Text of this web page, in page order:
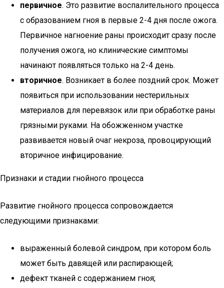
первичное. Это развитие воспалительного процесса
с образованием гноя в первые 2-4 дня после ожога.
Первичное нагноение раны происходит сразу после
получения ожога, но клинические симптомы
начинают появляться только на 2-4 день.
вторичное. Возникает в более поздний срок. Может
появиться при использовании нестерильных
материалов для перевязок или при обработке раны
грязными руками. На обожженном участке
развивается новый очаг некроза, провоцирующий
вторичное инфицирование.
Признаки и стадии гнойного процесса
Развитие гнойного процесса сопровождается
следующими признаками:
выраженный болевой синдром, при котором боль
может быть давящей или распирающей;
дефект тканей с содержанием гноя;